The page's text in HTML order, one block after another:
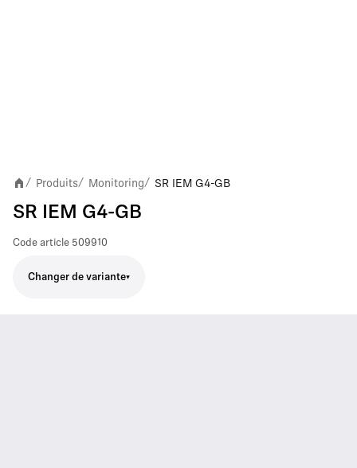
/ Produits/ Monitoring/ SR IEM G4-GB
SR IEM G4-GB
Code article 509910
Changer de variante